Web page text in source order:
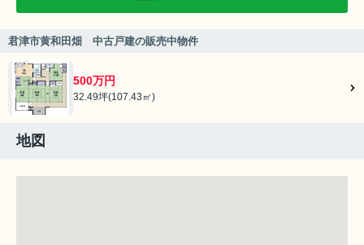
君津市黄和田畑 中古戸建の販売中物件
500万円
32.49坪(107.43㎡)
地図